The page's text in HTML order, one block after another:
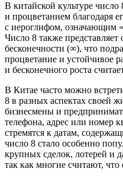
В китайской культуре число
и процветанием благодаря
с иероглифом, означающим
Число 8 также
бесконечности (∞), что
процветание и устойчивое
и бесконечного роста
В Китае часто можно
8 в разных аспектах своей
бизнесмены и
телефона, адрес или номер
стремятся к датам,
число 8 стало особенно
крупных сделок, лотерей и
так как многие считают, что